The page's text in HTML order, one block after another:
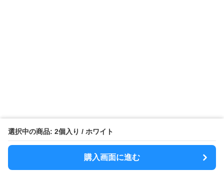
選択中の商品: 2個入り / ホワイト
購入画面に進む